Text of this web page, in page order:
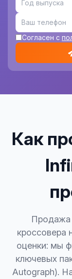
Согласен с
Как
Продажа
кроссовера
оценки: мы
ключевых
Autograph).